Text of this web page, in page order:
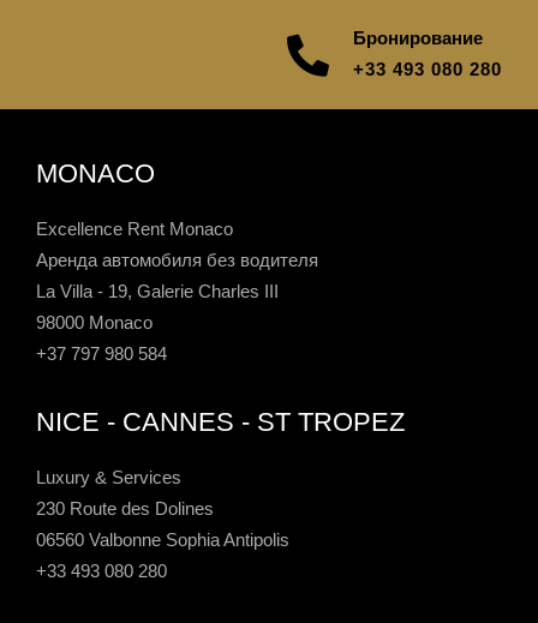
Бронирование
+33 493 080 280
MONACO
Excellence Rent Monaco
Аренда автомобиля без водителя
La Villa - 19, Galerie Charles III
98000 Monaco
+37 797 980 584
NICE - CANNES - ST TROPEZ
Luxury & Services
230 Route des Dolines
06560 Valbonne Sophia Antipolis
+33 493 080 280